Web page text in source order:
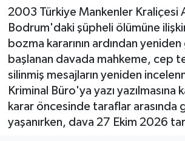
2003 Türkiye Mankenler Kraliçesi
Bodrum'daki şüpheli ölümüne
bozma kararının ardından
başlanan davada mahkeme, cep
silinmiş mesajların yeniden
Kriminal Büro'ya yazı yazılmasına
karar öncesinde taraflar arasında
yaşanırken, dava 27 Ekim 2026
Advertising news
Canlı Maç
ÇEVRE
Dış Haberler
Haber Arşivi